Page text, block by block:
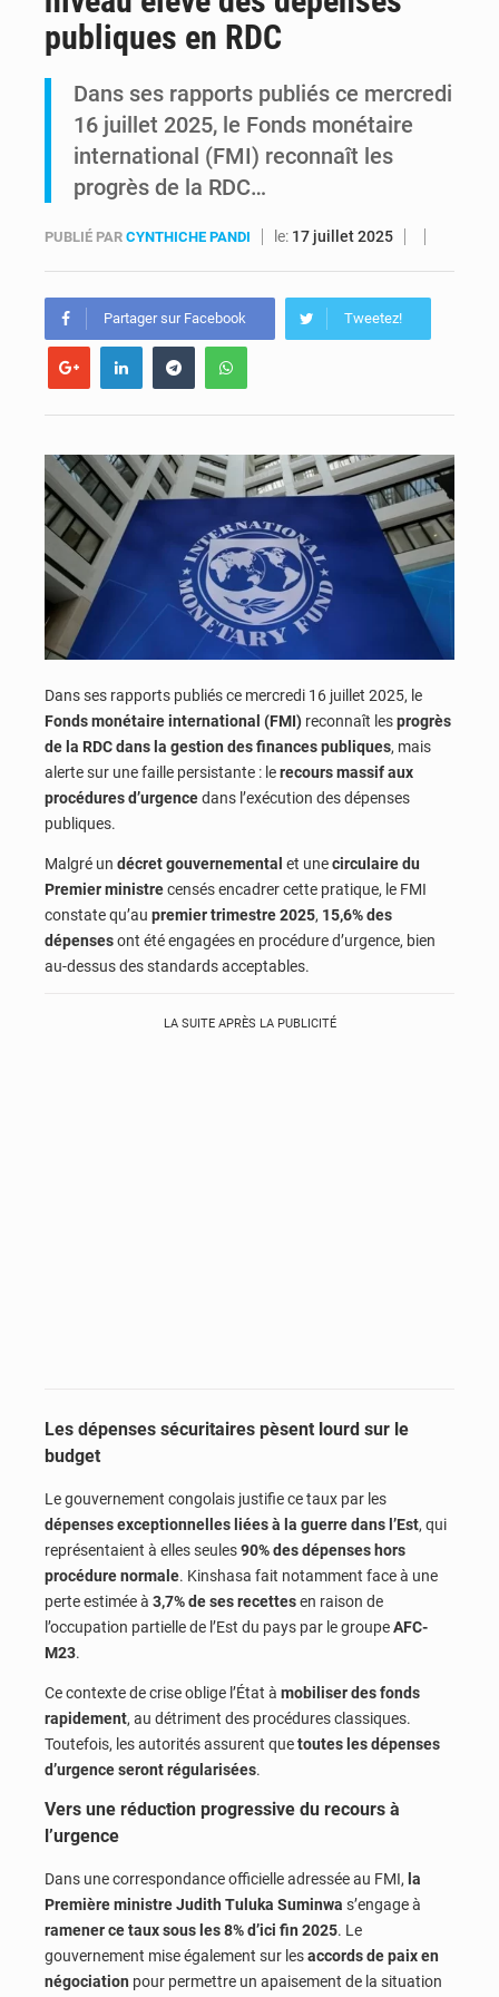
Shadary et Minaku enfin transférés à l’auditorat militaire après 200 jours d’opacité
publiques en RDC
Dans ses rapports publiés ce mercredi
16 juillet 2025, le Fonds monétaire
international (FMI) reconnaît les
progrès de la RDC…
PUBLIÉ PAR CYNTHICHE PANDI le: 17 juillet 2025
Partager sur Facebook Tweetez!
Dans ses rapports publiés ce mercredi 16 juillet 2025, le
Fonds monétaire international (FMI) reconnaît lesprogrès
de la RDC dans la gestion des finances publiques, mais
alerte sur une faille persistante : lerecours massif aux
procédures d’urgencedans l’exécution des dépenses
publiques.
Malgré un décret gouvernemental et unecirculaire du
Premier ministrecensés encadrer cette pratique, le FMI
constate qu’au premier trimestre 2025, 15,6% des
dépensesont été engagées en procédure d’urgence, bien
au-dessus des standards acceptables.
LA SUITE APRÈS LA PUBLICITÉ
Les dépenses sécuritaires pèsent lourd sur le
budget
Le gouvernement congolais justifie ce taux par les
dépenses exceptionnelles liées à la guerre dans l’Est, qui
représentaient à elles seules90% des dépenses hors
procédure normale. Kinshasa fait notamment face à une
perte estimée à 3,7% de ses recettesen raison de
l’occupation partielle de l’Est du pays par le groupeAFC-
M23.
Ce contexte de crise oblige l’État à mobiliser des fonds
rapidement, au détriment des procédures classiques.
Toutefois, les autorités assurent quetoutes les dépenses
d’urgence seront régularisées.
Vers une réduction progressive du recours à
l’urgence
Dans une correspondance officielle adressée au FMI, la
Première ministre Judith Tuluka Suminwa s’engage à
ramener ce taux sous les 8% d’ici fin 2025. Le
gouvernement mise également sur lesaccords de paix en
négociation pour permettre un apaisement de la situation